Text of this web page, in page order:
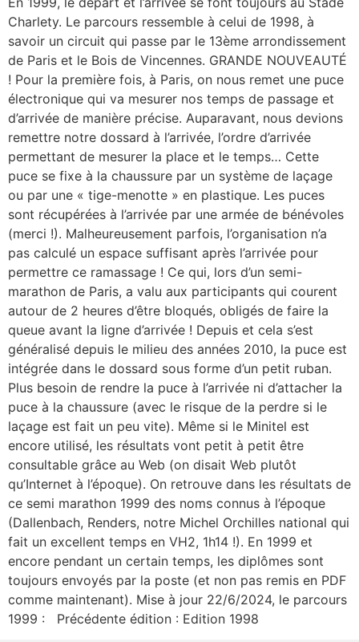
Charlety. Le parcours ressemble à celui de 1998, à
savoir un circuit qui passe par le 13ème arrondissement
de Paris et le Bois de Vincennes. GRANDE NOUVEAUTÉ
! Pour la première fois, à Paris, on nous remet une puce
électronique qui va mesurer nos temps de passage et
d’arrivée de manière précise. Auparavant, nous devions
remettre notre dossard à l’arrivée, l’ordre d’arrivée
permettant de mesurer la place et le temps… Cette
puce se fixe à la chaussure par un système de laçage
ou par une « tige-menotte » en plastique. Les puces
sont récupérées à l’arrivée par une armée de bénévoles
(merci !). Malheureusement parfois, l’organisation n’a
pas calculé un espace suffisant après l’arrivée pour
permettre ce ramassage ! Ce qui, lors d’un semi-
marathon de Paris, a valu aux participants qui courent
autour de 2 heures d’être bloqués, obligés de faire la
queue avant la ligne d’arrivée ! Depuis et cela s’est
généralisé depuis le milieu des années 2010, la puce est
intégrée dans le dossard sous forme d’un petit ruban.
Plus besoin de rendre la puce à l’arrivée ni d’attacher la
puce à la chaussure (avec le risque de la perdre si le
laçage est fait un peu vite). Même si le Minitel est
encore utilisé, les résultats vont petit à petit être
consultable grâce au Web (on disait Web plutôt
qu’Internet à l’époque). On retrouve dans les résultats de
ce semi marathon 1999 des noms connus à l’époque
(Dallenbach, Renders, notre Michel Orchilles national qui
fait un excellent temps en VH2, 1h14 !). En 1999 et
encore pendant un certain temps, les diplômes sont
toujours envoyés par la poste (et non pas remis en PDF
comme maintenant). Mise à jour 22/6/2024, le parcours
1999 : Précédente édition : Edition 1998